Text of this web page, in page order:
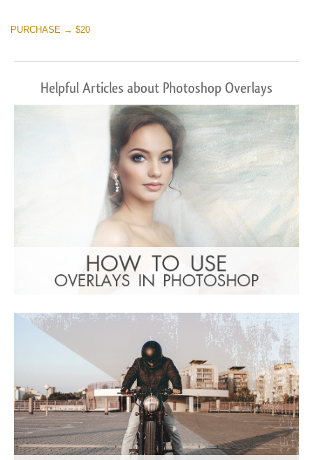
PURCHASE → $20
Helpful Articles about Photoshop Overlays